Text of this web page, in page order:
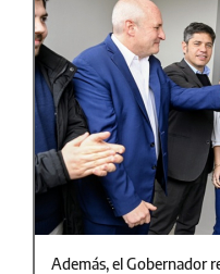
Además, el Gobernador